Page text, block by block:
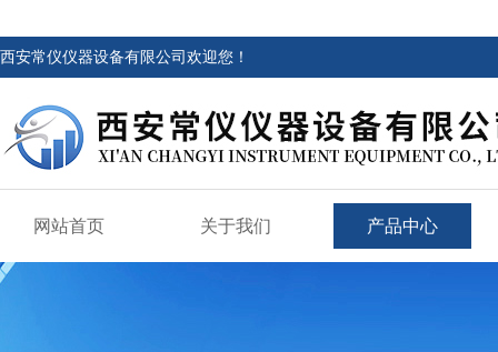
西安常仪仪器设备有限公司欢迎您！
网站首页 关于我们 产品中心